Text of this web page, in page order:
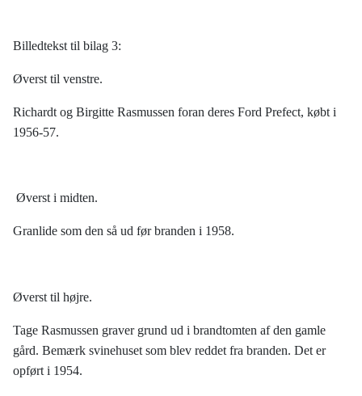
Billedtekst til bilag 3:
Øverst til venstre.
Richardt og Birgitte Rasmussen foran deres Ford Prefect, købt i
1956-57.
Øverst i midten.
Granlide som den så ud før branden i 1958.
Øverst til højre.
Tage Rasmussen graver grund ud i brandtomten af den gamle
gård. Bemærk svinehuset som blev reddet fra branden. Det er
opført i 1954.